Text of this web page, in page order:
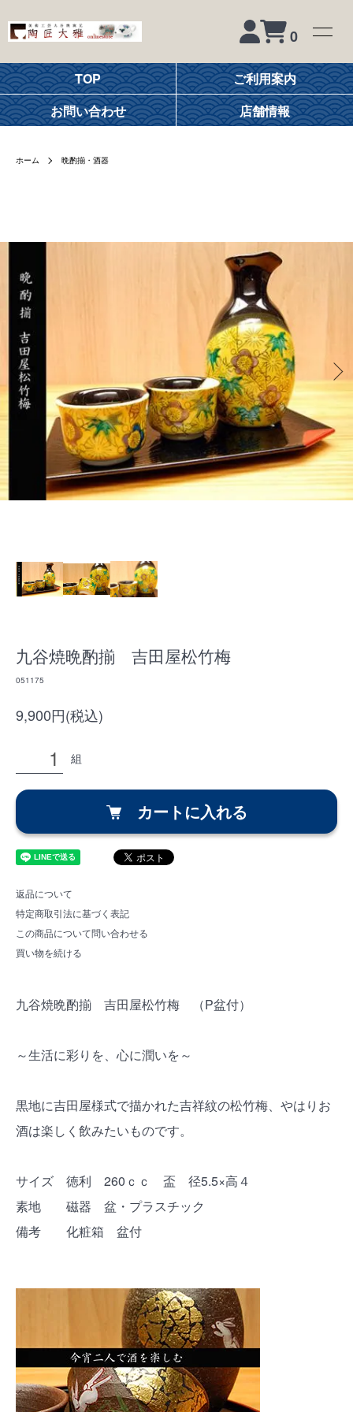
0
TOP
ご利用案内
お問い合わせ
店舗情報
ホーム 晩酌揃・酒器
九谷焼晩酌揃 吉田屋松竹梅
051175
9,900円(税込)
組
カートに入れる
返品について
特定商取引法に基づく表記
この商品について問い合わせる
買い物を続ける
九谷焼晩酌揃 吉田屋松竹梅 （P盆付）
～生活に彩りを、心に潤いを～
黒地に吉田屋様式で描かれた吉祥紋の松竹梅、やはりお
酒は楽しく飲みたいものです。
サイズ 徳利 260ｃｃ 盃 径5.5×高４
素地 磁器 盆・プラスチック
備考 化粧箱 盆付